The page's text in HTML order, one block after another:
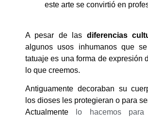
este arte se convirtió en
A pesar de las diferencias
algunos usos inhumanos que
tatuaje es una forma de expresión
lo que creemos.
Antiguamente decoraban su
los dioses les protegieran o para
Actualmente
lo hacemos para